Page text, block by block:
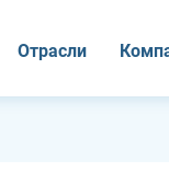
Отрасли